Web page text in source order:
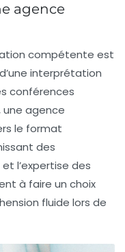
agence
compétente est
interprétation
conférences
une agence
le format
des
l’expertise des
à faire un choix
fluide lors de